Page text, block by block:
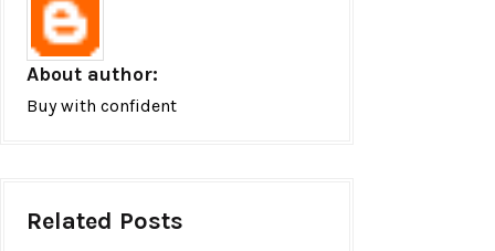
About author:
Buy with confident
Related Posts